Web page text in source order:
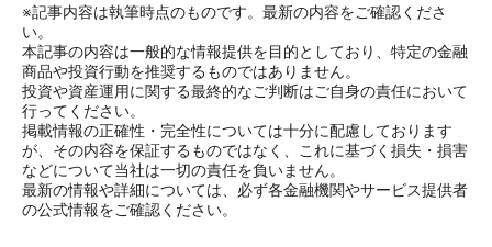
※記事内容は執筆時点のものです。最新の内容をご確認くださ
い。
本記事の内容は一般的な情報提供を目的としており、特定の金融
商品や投資行動を推奨するものではありません。
投資や資産運用に関する最終的なご判断はご自身の責任において
行ってください。
掲載情報の正確性・完全性については十分に配慮しております
が、その内容を保証するものではなく、これに基づく損失・損害
などについて当社は一切の責任を負いません。
最新の情報や詳細については、必ず各金融機関やサービス提供者
の公式情報をご確認ください。